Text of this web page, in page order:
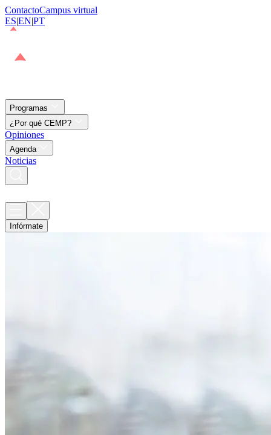
ContactoCampus virtual
ES|EN|PT
Programas
¿Por qué CEMP?
Opiniones
Agenda
Noticias
Infórmate